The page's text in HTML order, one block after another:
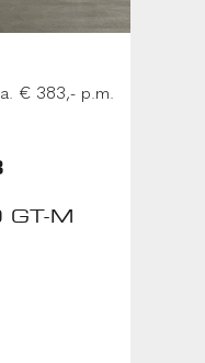
€ 383,- p.m.
M